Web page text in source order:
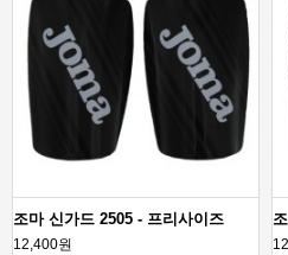
조마 신가드 2505 - 프리사이즈
12,400원